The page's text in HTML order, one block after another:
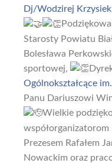
Dj/Wodzirej
Starosty Powiatu
Bolesława
sportowej,
Ogólnokształcące
Panu Dariuszowi
Wielkie
współorganizatorom
Prezesem Rafałem
Nowackim oraz